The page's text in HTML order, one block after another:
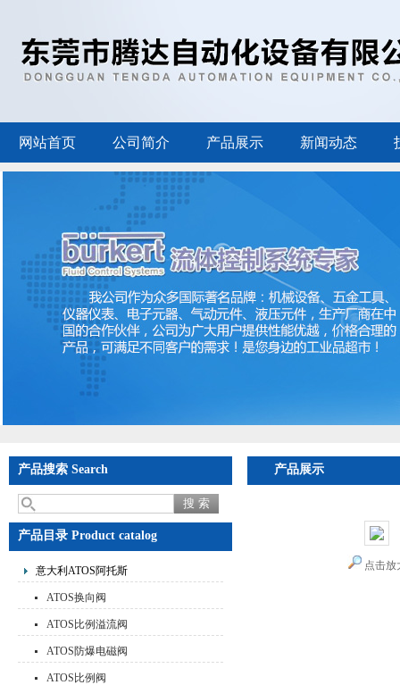
网站首页 公司简介 产品展示 新闻动态
产品搜索 Search
产品目录 Product catalog
意大利ATOS阿托斯
ATOS换向阀
ATOS比例溢流阀
ATOS防爆电磁阀
ATOS比例阀
产品展示
点击放